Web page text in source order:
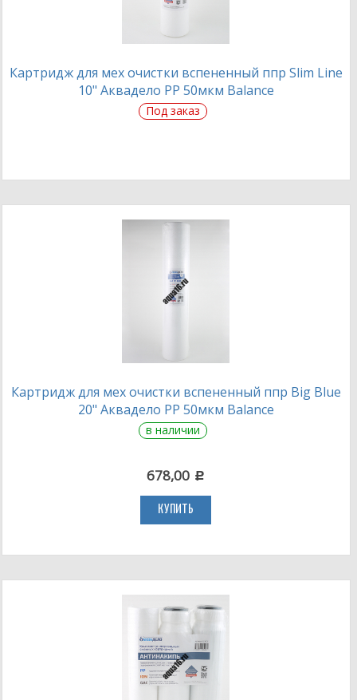
Картридж для мех очистки вспененный ппр Slim Line
10" Аквадело PP 50мкм Balance
Под заказ
Картридж для мех очистки вспененный ппр Big Blue
20" Аквадело PP 50мкм Balance
в наличии
678,00 c
КУПИТЬ